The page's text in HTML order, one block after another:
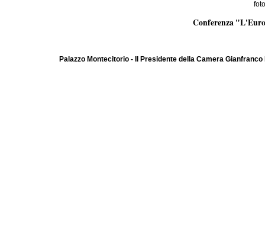
Conferenza
Palazzo Montecitorio - Il Presidente della Camera